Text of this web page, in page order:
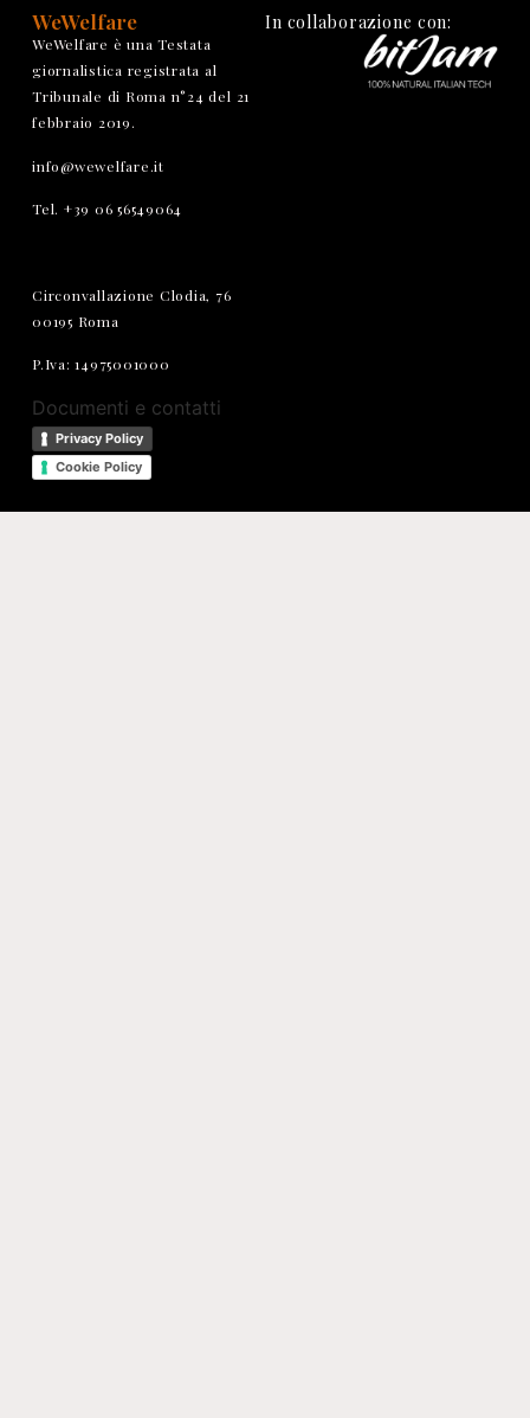
WeWelfare
WeWelfare è una Testata
giornalistica registrata al
Tribunale di Roma n°24 del 21
febbraio 2019.
info@wewelfare.it
Tel. +39 06 56549064
Circonvallazione Clodia, 76
00195 Roma
P.Iva: 14975001000
Documenti e contatti
Privacy Policy
Cookie Policy
In collaborazione con: